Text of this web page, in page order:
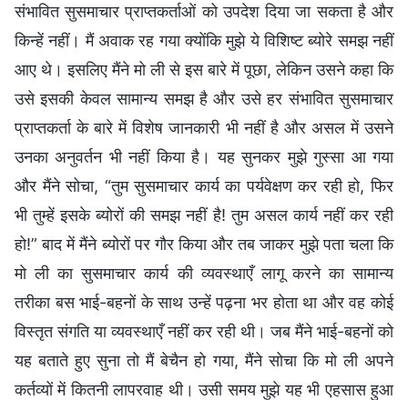
संभावित सुसमाचार प्राप्तकर्ताओं को उपदेश दिया जा सकता है और
किन्हें नहीं। मैं अवाक रह गया क्योंकि मुझे ये विशिष्ट ब्योरे समझ नहीं
आए थे। इसलिए मैंने मो ली से इस बारे में पूछा, लेकिन उसने कहा कि
उसे इसकी केवल सामान्य समझ है और उसे हर संभावित सुसमाचार
प्राप्तकर्ता के बारे में विशेष जानकारी भी नहीं है और असल में उसने
उनका अनुवर्तन भी नहीं किया है। यह सुनकर मुझे गुस्सा आ गया
और मैंने सोचा, “तुम सुसमाचार कार्य का पर्यवेक्षण कर रही हो, फिर
भी तुम्हें इसके ब्योरों की समझ नहीं है! तुम असल कार्य नहीं कर रही
हो!” बाद में मैंने ब्योरों पर गौर किया और तब जाकर मुझे पता चला कि
मो ली का सुसमाचार कार्य की व्यवस्थाएँ लागू करने का सामान्य
तरीका बस भाई-बहनों के साथ उन्हें पढ़ना भर होता था और वह कोई
विस्तृत संगति या व्यवस्थाएँ नहीं कर रही थी। जब मैंने भाई-बहनों को
यह बताते हुए सुना तो मैं बेचैन हो गया, मैंने सोचा कि मो ली अपने
कर्तव्यों में कितनी लापरवाह थी। उसी समय मुझे यह भी एहसास हुआ